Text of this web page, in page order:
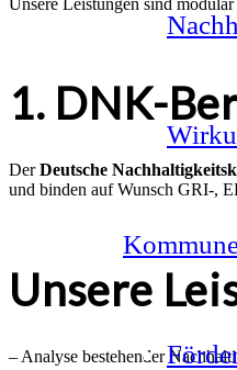
Unsere Leistungen sind modular
1. DNK-
DerDeutsche
und binden auf Wunsch GRI-,
Unsere
– Analyse bestehender